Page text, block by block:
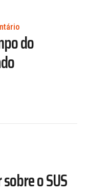
do
o SUS